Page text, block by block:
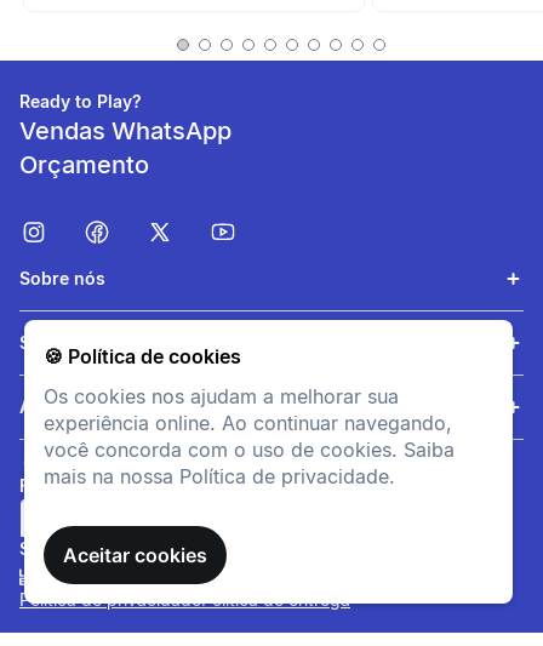
🍪 Política de cookies
Os cookies nos ajudam a melhorar sua
experiência online. Ao continuar navegando,
você concorda com o uso de cookies. Saiba
mais na nossa Política de privacidade.
Aceitar cookies
Ready to Play?
Vendas WhatsApp
Orçamento
Sobre nós
Serviços
Ajuda
FORMAS DE PAGAMENTO
SITE SEGURO
Política de privacidadePolítica de entrega